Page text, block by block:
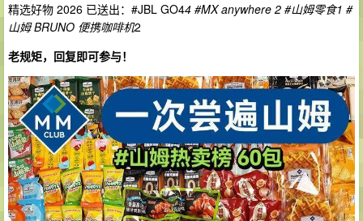
精选好物 2026 已送出：#JBL GO44 #MX anywhere 2 #山姆零食1 #
山姆 BRUNO 便携咖啡机2
老规矩，回复即可参与！